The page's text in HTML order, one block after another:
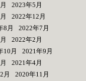
2023年5月
2022年12月
8月
2022年7月
2022年2月
10月
2021年9月
2021年4月
月
2020年11月